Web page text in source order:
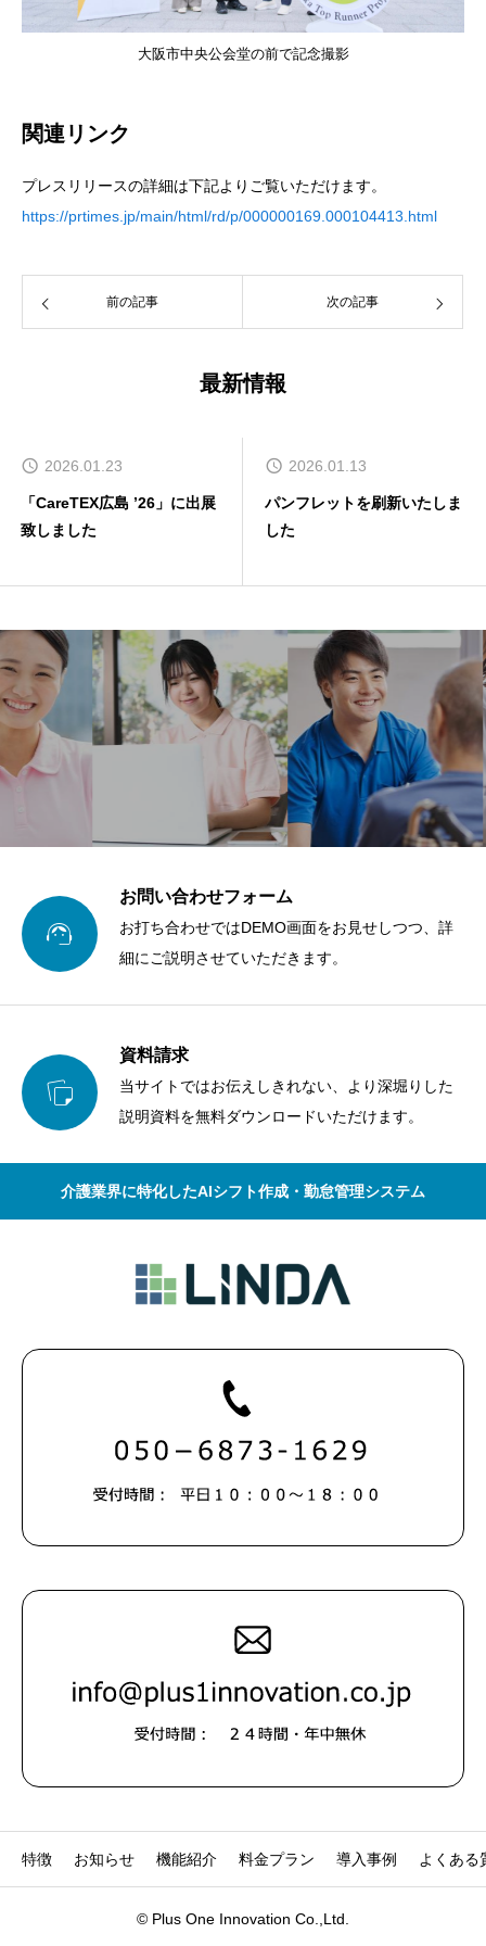
大阪市中央公会堂の前で記念撮影
関連リンク
プレスリリースの詳細は下記よりご覧いただけます。
https://prtimes.jp/main/html/rd/p/000000169.000104413.html
前の記事 次の記事
最新情報
2026.01.23
「CareTEX広島 ’26」に出展
致しました
2026.01.13
パンフレットを刷新いたしま
した

お問い合わせフォーム
お打ち合わせではDEMO画面をお見せしつつ、詳
細にご説明させていただきます。

資料請求
当サイトではお伝えしきれない、より深堀りした
説明資料を無料ダウンロードいただけます。
介護業界に特化したAIシフト作成・勤怠管理システム
特徴 お知らせ 機能紹介 料金プラン 導入事例 よくある
© Plus One Innovation Co.,Ltd.